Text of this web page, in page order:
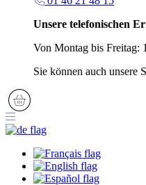
Unsere telefonischen
Von Montag bis Freitag:
Sie können auch unsere